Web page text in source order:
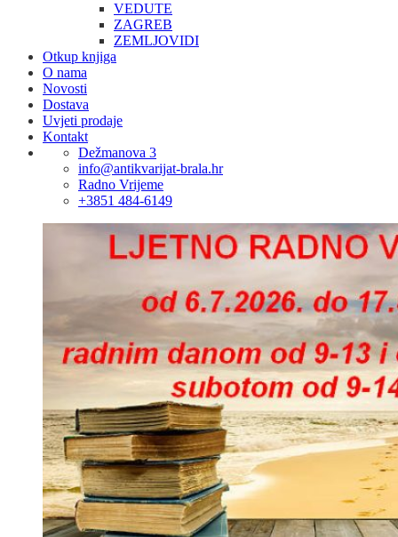
VEDUTE
ZAGREB
ZEMLJOVIDI
Otkup knjiga
O nama
Novosti
Dostava
Uvjeti prodaje
Kontakt
Dežmanova 3
info@antikvarijat-brala.hr
Radno Vrijeme
+3851 484-6149